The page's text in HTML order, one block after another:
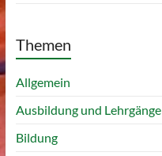
Themen
Allgemein
Ausbildung und Lehrgänge
Bildung